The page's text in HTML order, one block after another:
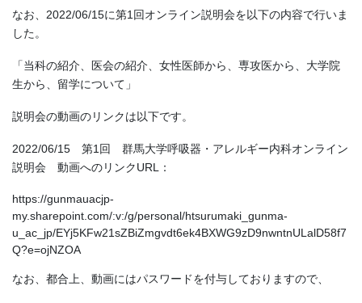
なお、2022/06/15に第1回オンライン説明会を以下の内容で行いま
した。
「当科の紹介、医会の紹介、女性医師から、専攻医から、大学院
生から、留学について」
説明会の動画のリンクは以下です。
2022/06/15 第1回 群馬大学呼吸器・アレルギー内科オンライン
説明会 動画へのリンクURL：
https://gunmauacjp-
my.sharepoint.com/:v:/g/personal/htsurumaki_gunma-
u_ac_jp/EYj5KFw21sZBiZmgvdt6ek4BXWG9zD9nwntnULalD58f7
Q?e=ojNZOA
なお、都合上、動画にはパスワードを付与しておりますので、